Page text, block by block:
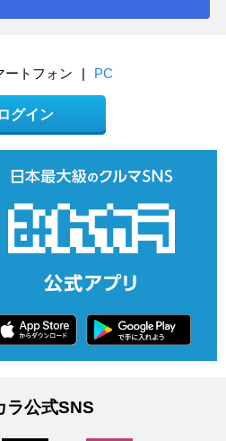
ートフォン | PC
ログイン
ラ公式SNS